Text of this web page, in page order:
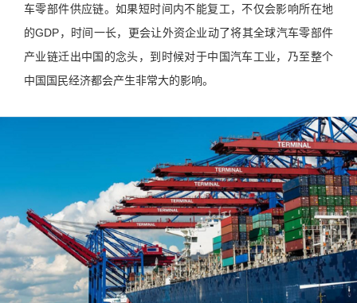
车零部件供应链。如果短时间内不能复工，不仅会影响所在地
的GDP，时间一长，更会让外资企业动了将其全球汽车零部件
产业链迁出中国的念头，到时候对于中国汽车工业，乃至整个
中国国民经济都会产生非常大的影响。